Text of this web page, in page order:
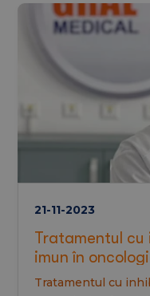
21-11-2023
Tratamentul cu
imun în
Craiova
Tratamentul cu